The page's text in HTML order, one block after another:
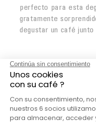
perfecto para esta
gratamente
degustar un café junto
Café molido
en detalle